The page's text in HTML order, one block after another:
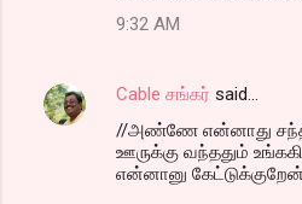
9:32 AM
Cable சங்கர் said…
//அண்ணே என்னாது
ஊருக்கு வந்ததும்
என்னானு